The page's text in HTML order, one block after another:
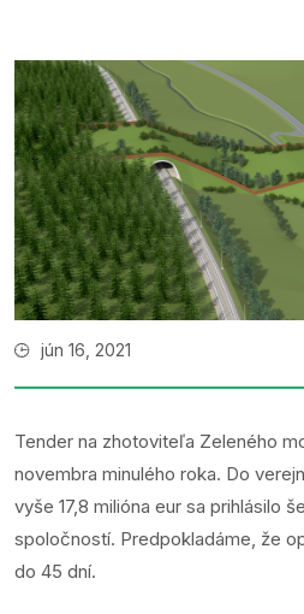
jún 16, 2021
Tender na zhotoviteľa Zeleného
novembra minulého roka. Do
vyše 17,8 milióna eur sa prihlásilo
spoločností. Predpokladáme, že
do 45 dní.